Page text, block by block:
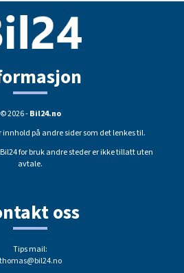
© 2026 -Bil24.no
innhold på andre sider som det lenkes til.
for bruk andre steder er ikke tillatt uten
avtale.
oss
Tips mail:
thomas@bil24.no